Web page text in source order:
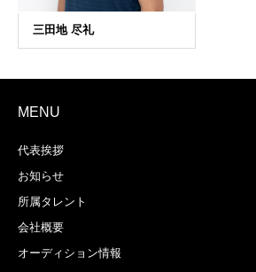
MENU
代表挨拶
お知らせ
所属タレント
会社概要
オーディション情報